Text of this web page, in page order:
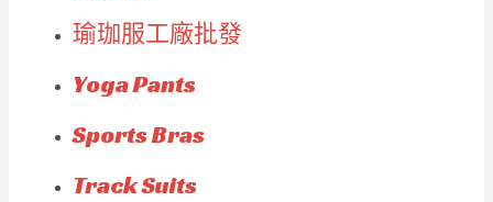
瑜珈服工廠批發
Yoga Pants
Sports Bras
Track Suits